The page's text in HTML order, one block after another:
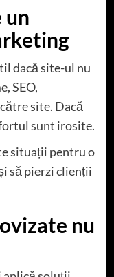
un
dacă site-ul nu
SEO,
site. Dacă
sunt irosite.
situații pentru o
să pierzi clienții
nu